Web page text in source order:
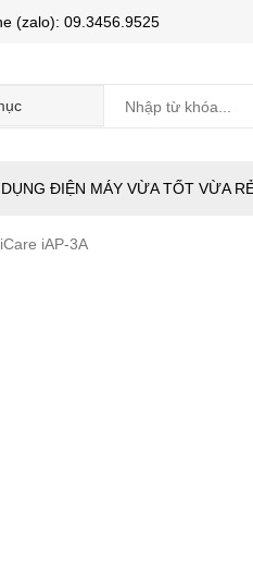
(zalo): 09.3456.9525
ĐIỆN MÁY VỪA TỐT VỪA
iAP-3A